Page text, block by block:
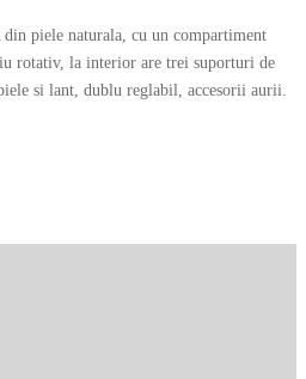
din piele naturala, cu un compartiment
rotativ, la interior are trei suporturi de
si lant, dublu reglabil, accesorii aurii.